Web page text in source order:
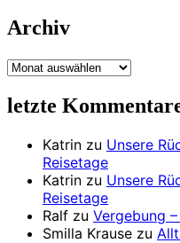
Archiv
Archiv
letzte
Katrin zu Unsere
Reisetage
Katrin zu Unsere
Reisetage
Ralf zu Vergebung –
Smilla Krause zu